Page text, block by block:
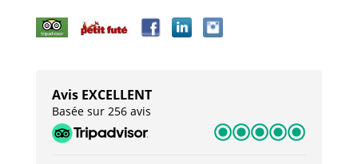
Avis EXCELLENT
Basée sur 256 avis